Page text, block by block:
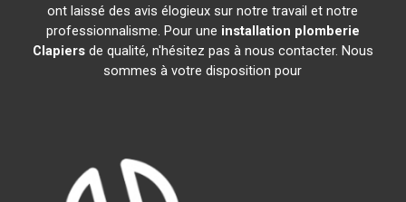
ont laissé des avis élogieux sur notre travail et notre
professionnalisme. Pour une installation plomberie
Clapiersde qualité, n'hésitez pas à nous contacter. Nous
sommes à votre disposition pour